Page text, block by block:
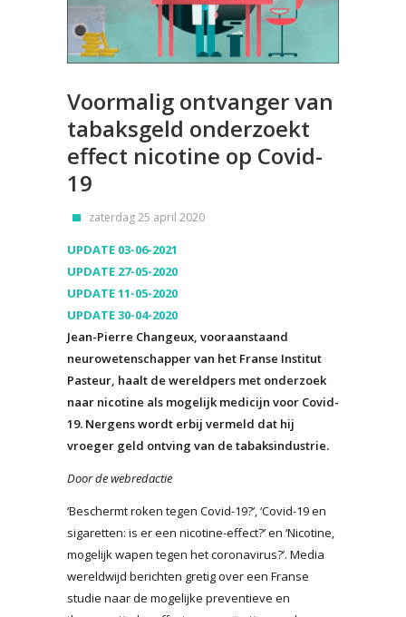
Voormalig ontvanger van
tabaksgeld onderzoekt
effect nicotine op Covid-
19
zaterdag 25 april 2020
UPDATE 03-06-2021
UPDATE 27-05-2020
UPDATE 11-05-2020
UPDATE 30-04-2020
Jean-Pierre Changeux, vooraanstaand
neurowetenschapper van het Franse Institut
Pasteur, haalt de wereldpers met onderzoek
naar nicotine als mogelijk medicijn voor Covid-
19. Nergens wordt erbij vermeld dat hij
vroeger geld ontving van de tabaksindustrie.
Door de webredactie
‘Beschermt roken tegen Covid-19?’, ‘Covid-19 en
sigaretten: is er een nicotine-effect?’ en ‘Nicotine,
mogelijk wapen tegen het coronavirus?’. Media
wereldwijd berichten gretig over een Franse
studie naar de mogelijke preventieve en